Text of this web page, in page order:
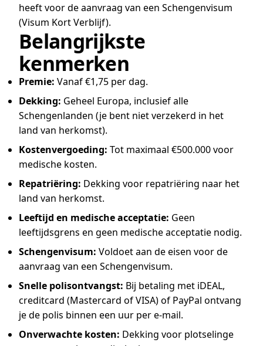
heeft voor de aanvraag van een Schengenvisum
(Visum Kort Verblijf).
Belangrijkste
kenmerken
Premie: Vanaf €1,75 per dag.
Dekking: Geheel Europa, inclusief alle
Schengenlanden (je bent niet verzekerd in het
land van herkomst).
Kostenvergoeding: Tot maximaal €500.000 voor
medische kosten.
Repatriëring: Dekking voor repatriëring naar het
land van herkomst.
Leeftijd en medische acceptatie: Geen
leeftijdsgrens en geen medische acceptatie nodig.
Schengenvisum: Voldoet aan de eisen voor de
aanvraag van een Schengenvisum.
Snelle polisontvangst: Bij betaling met iDEAL,
creditcard (Mastercard of VISA) of PayPal ontvang
je de polis binnen een uur per e-mail.
Onverwachte kosten: Dekking voor plotselinge